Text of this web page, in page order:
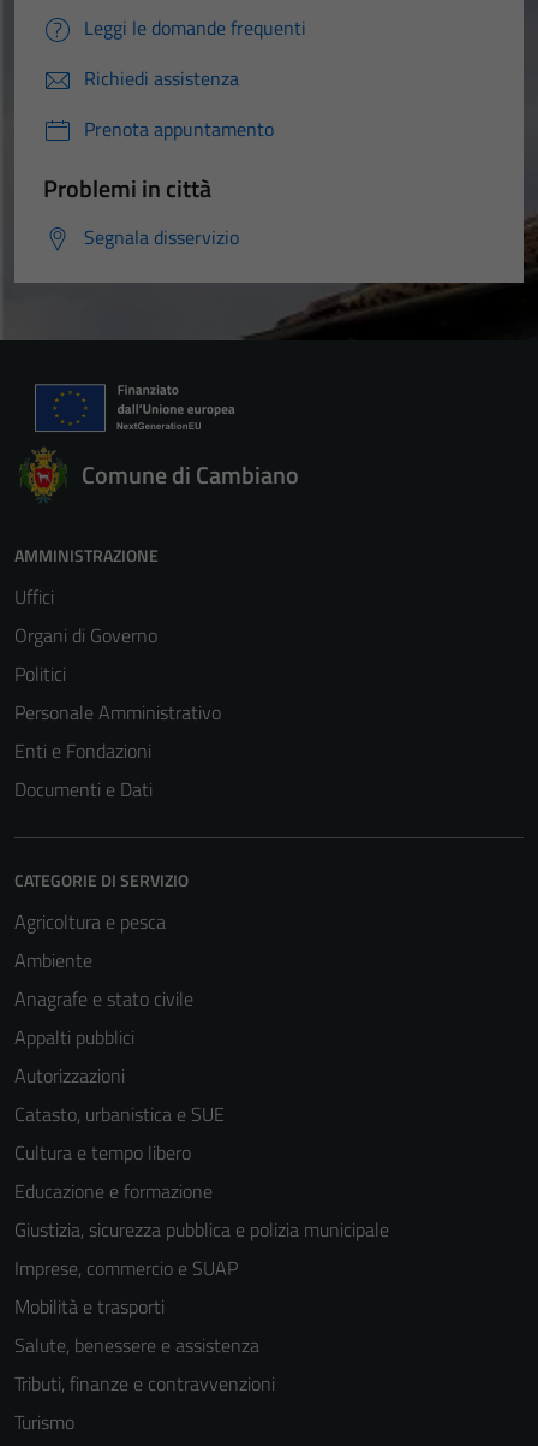
Leggi le domande frequenti
Richiedi assistenza
Prenota appuntamento
Problemi in città
Segnala disservizio
Comune di Cambiano
AMMINISTRAZIONE
Uffici
Organi di Governo
Politici
Personale Amministrativo
Enti e Fondazioni
Documenti e Dati
CATEGORIE DI SERVIZIO
Agricoltura e pesca
Ambiente
Anagrafe e stato civile
Appalti pubblici
Autorizzazioni
Catasto, urbanistica e SUE
Cultura e tempo libero
Educazione e formazione
Giustizia, sicurezza pubblica e polizia municipale
Imprese, commercio e SUAP
Mobilità e trasporti
Salute, benessere e assistenza
Tributi, finanze e contravvenzioni
Turismo
essere
disabilitati.